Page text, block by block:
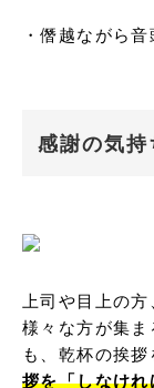
・僭越ながら
感謝の気持
上司や目上の
様々な方が集
も、乾杯の挨
拶を「しなけ